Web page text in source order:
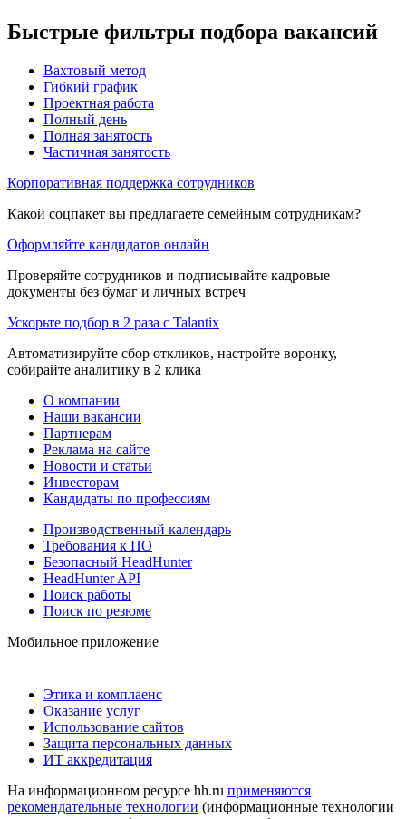
Быстрые фильтры подбора вакансий
Вахтовый метод
Гибкий график
Проектная работа
Полный день
Полная занятость
Частичная занятость
Корпоративная поддержка сотрудников
Какой соцпакет вы предлагаете семейным сотрудникам?
Оформляйте кандидатов онлайн
Проверяйте сотрудников и подписывайте кадровые
документы без бумаг и личных встреч
Ускорьте подбор в 2 раза с Talantix
Автоматизируйте сбор откликов, настройте воронку,
собирайте аналитику в 2 клика
О компании
Наши вакансии
Партнерам
Реклама на сайте
Новости и статьи
Инвесторам
Кандидаты по профессиям
Производственный календарь
Требования к ПО
Безопасный HeadHunter
HeadHunter API
Поиск работы
Поиск по резюме
Мобильное приложение
Этика и комплаенс
Оказание услуг
Использование сайтов
Защита персональных данных
ИТ аккредитация
На информационном ресурсе hh.ru применяются
рекомендательные технологии (информационные технологии